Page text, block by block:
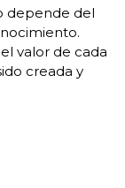
depende del
valor de cada
creada y